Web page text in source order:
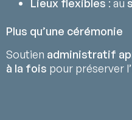
Lieux flexibles : au
Plus qu’une cérémonie
Soutien administratif
à la fois pour préserver